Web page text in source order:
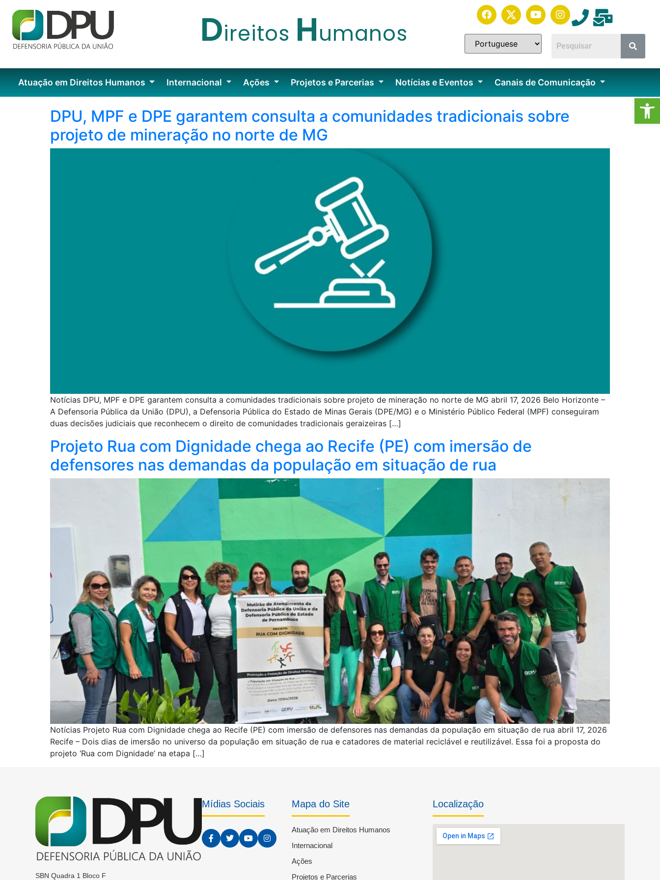
Direitos Humanos
Atuação em Direitos Humanos Internacional Ações Projetos e Parcerias Notícias e Eventos Canais de Comunicação
DPU, MPF e DPE garantem consulta a comunidades tradicionais sobre
projeto de mineração no norte de MG
Notícias DPU, MPF e DPE garantem consulta a comunidades tradicionais sobre projeto de mineração no norte de MG abril 17, 2026 Belo Horizonte –
A Defensoria Pública da União (DPU), a Defensoria Pública do Estado de Minas Gerais (DPE/MG) e o Ministério Público Federal (MPF) conseguiram
duas decisões judiciais que reconhecem o direito de comunidades tradicionais geraizeiras […]
Projeto Rua com Dignidade chega ao Recife (PE) com imersão de
defensores nas demandas da população em situação de rua
Notícias Projeto Rua com Dignidade chega ao Recife (PE) com imersão de defensores nas demandas da população em situação de rua abril 17, 2026
Recife – Dois dias de imersão no universo da população em situação de rua e catadores de material reciclável e reutilizável. Essa foi a proposta do
projeto ‘Rua com Dignidade’ na etapa […]
SBN Quadra 1 Bloco F
Mídias Sociais Mapa do Site
Atuação em Direitos Humanos
Internacional
Ações
Projetos e Parcerias
Localização